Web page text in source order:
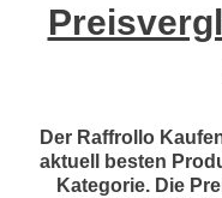
Der Raffrollo
aktuell besten
Kategorie. Die